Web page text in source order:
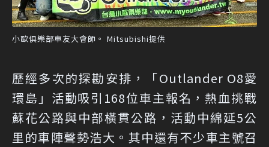
小歐俱樂部車友大會師。 Mitsubishi提供
歷經多次的探勘安排，「Outlander O8愛
環島」活動吸引168位車主報名，熱血挑戰
蘇花公路與中部橫貫公路，活動中綿延5公
里的車陣聲勢浩大。其中還有不少車主號召